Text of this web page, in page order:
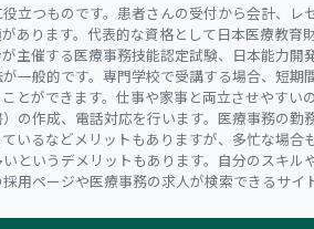
立つものです。患者さんの受付から会計、
あります。代表的な資格として日本医療教
主催する医療事務技能認定試験、日本能力
一般的です。専門学校で受講する場合、短
とができます。仕事や家事と両立させやす
の作成、電話対応を行います。医療事務の
いるなどメリットもありますが、多忙な場
というデメリットもあります。自分のスキ
用ページや医療事務の求人が検索できるサイ